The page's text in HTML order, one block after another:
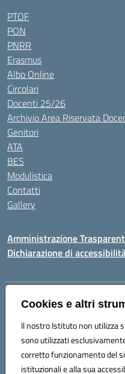
Cookies e altri
Il nostro Istituto non utilizza
sono utilizzati
corretto funzionamento del
istituzionali e alla sua
PTOF
PON
PNRR
Erasmus
Albo Online
Circolari
Docenti 25/26
Archivio Area Riservata
Genitori
ATA
BES
Modulistica
Contatti
Gallery
Amministrazione
Dichiarazione di
Indirizzo:Via Coniugi Crigna –
Posta elettronica certificata
Codice fiscale: 96012410799
Codice meccanografico: